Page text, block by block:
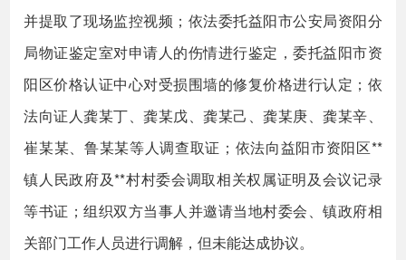
并提取了现场监控视频；依法委托益阳市公安局资阳分
局物证鉴定室对申请人的伤情进行鉴定，委托益阳市资
阳区价格认证中心对受损围墙的修复价格进行认定；依
法向证人龚某丁、龚某戊、龚某己、龚某庚、龚某辛、
崔某某、鲁某某等人调查取证；依法向益阳市资阳区**
镇人民政府及**村村委会调取相关权属证明及会议记录
等书证；组织双方当事人并邀请当地村委会、镇政府相
关部门工作人员进行调解，但未能达成协议。